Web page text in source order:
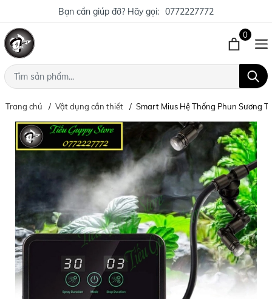
Bạn cần giúp đỡ? Hãy gọi: 0772227772
0
Trang chủ Vật dụng cần thiết Smart Mius Hệ Thống Phun Sương